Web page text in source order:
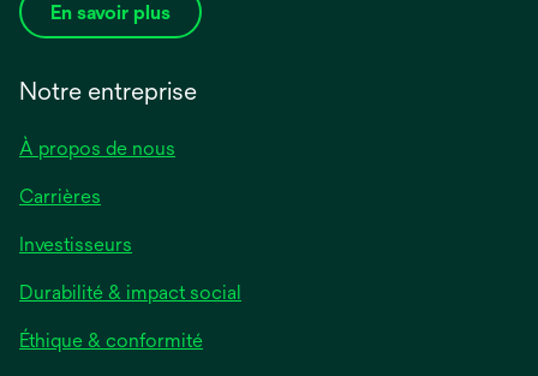
En savoir plus
Notre entreprise
À propos de nous
Carrières
Investisseurs
Durabilité & impact social
Éthique & conformité